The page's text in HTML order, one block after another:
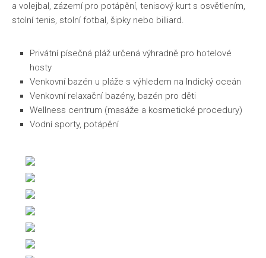
a volejbal, zázemí pro potápění, tenisový kurt s osvětlením,
stolní tenis, stolní fotbal, šipky nebo billiard.
Privátní písečná pláž určená výhradně pro hotelové
hosty
Venkovní bazén u pláže s výhledem na Indický oceán
Venkovní relaxační bazény, bazén pro děti
Wellness centrum (masáže a kosmetické procedury)
Vodní sporty, potápění